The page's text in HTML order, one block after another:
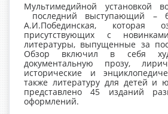
Мультимедийной установкой
последний выступающий –
А.И.Побединская, которая
присутствующих с
литературы, выпущенные за
Обзор включил в себя
документальную прозу,
исторические и
также литературу для детей и
представлено 45 изданий
оформлений.